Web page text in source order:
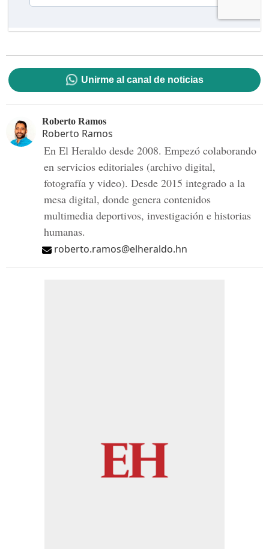
Unirme al canal de noticias
Roberto Ramos
Roberto Ramos
En El Heraldo desde 2008. Empezó colaborando
en servicios editoriales (archivo digital,
fotografía y video). Desde 2015 integrado a la
mesa digital, donde genera contenidos
multimedia deportivos, investigación e historias
humanas.
roberto.ramos@elheraldo.hn